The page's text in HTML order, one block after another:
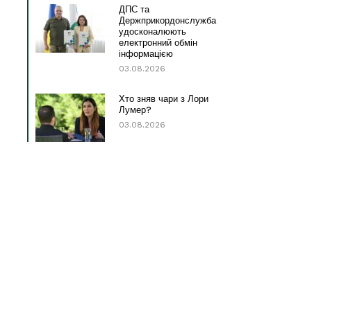
ДПС та
Держприкордонслужба
удосконалюють
електронний обмін
інформацією
03.08.2026
Хто зняв чари з Лори
Лумер?
03.08.2026